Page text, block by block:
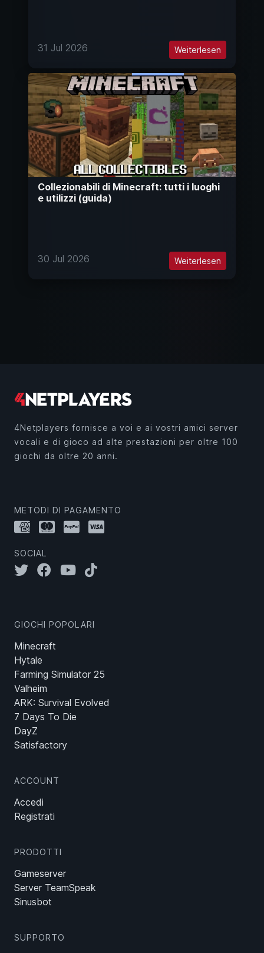
31 Jul 2026 Weiterlesen
Collezionabili di Minecraft: tutti i luoghi
e utilizzi (guida)
30 Jul 2026 Weiterlesen
4Netplayers fornisce a voi e ai vostri amici server
vocali e di gioco ad alte prestazioni per oltre 100
giochi da oltre 20 anni.
METODI DI PAGAMENTO
SOCIAL
GIOCHI POPOLARI
Minecraft
Hytale
Farming Simulator 25
Valheim
ARK: Survival Evolved
7 Days To Die
DayZ
Satisfactory
ACCOUNT
Accedi
Registrati
PRODOTTI
Gameserver
Server TeamSpeak
Sinusbot
SUPPORTO